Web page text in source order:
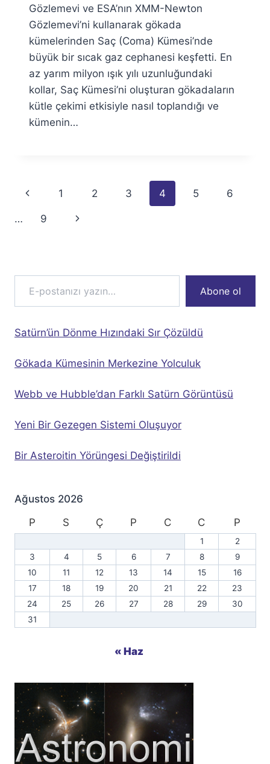
Özyar
Gözlemevi ve ESA’nın XMM-Newton
Gözlemevi’ni kullanarak gökada
kümelerinden Saç (Coma) Kümesi’nde
büyük bir sıcak gaz cephanesi keşfetti. En
az yarım milyon ışık yılı uzunluğundaki
kollar, Saç Kümesi’ni oluşturan gökadaların
kütle çekimi etkisiyle nasıl toplandığı ve
kümenin…
Page
navigation
Previous
Page
1 2 3 4 5 6
… 9
Next
E-postanızı yazın…
Abone ol
Satürn’ün Dönme Hızındaki Sır Çözüldü
Gökada Kümesinin Merkezine Yolculuk
Webb ve Hubble’dan Farklı Satürn Görüntüsü
Yeni Bir Gezegen Sistemi Oluşuyor
Bir Asteroitin Yörüngesi Değiştirildi
Ağustos 2026
P
S Ç P C C P
1
2
3
4 5 6 7 8
9
10
11 12 13 14 15
16
17
18 19 20 21 22
23
24
25 26 27 28 29
30
31
« Haz